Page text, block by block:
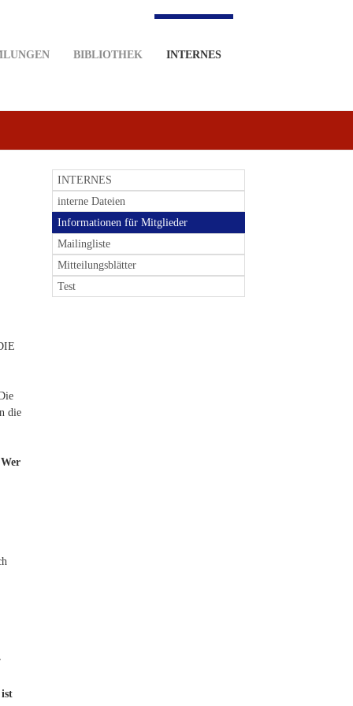
BIBLIOTHEK INTERNES
die
Wer
INTERNES
interne Dateien
Informationen für Mitglieder
Mailingliste
Mitteilungsblätter
Test